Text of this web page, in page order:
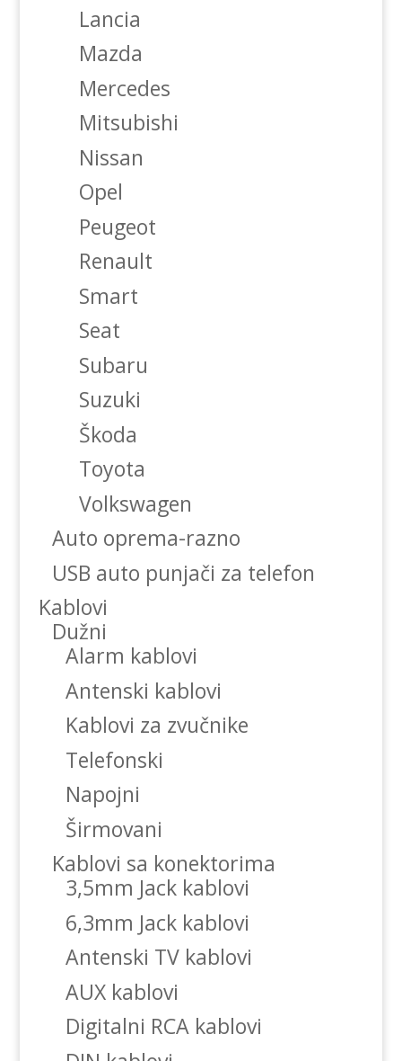
Lancia
Mazda
Mercedes
Mitsubishi
Nissan
Opel
Peugeot
Renault
Smart
Seat
Subaru
Suzuki
Škoda
Toyota
Volkswagen
Auto oprema-razno
USB auto punjači za telefon
Kablovi
Dužni
Alarm kablovi
Antenski kablovi
Kablovi za zvučnike
Telefonski
Napojni
Širmovani
Kablovi sa konektorima
3,5mm Jack kablovi
6,3mm Jack kablovi
Antenski TV kablovi
AUX kablovi
Digitalni RCA kablovi